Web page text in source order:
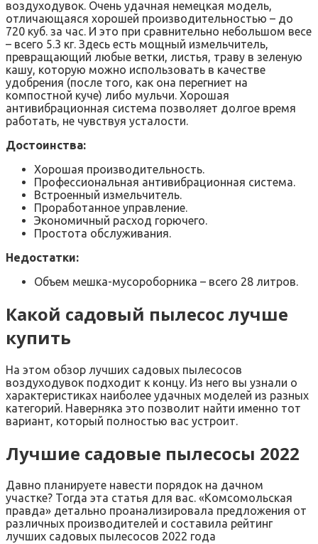
воздуходувок. Очень удачная немецкая модель,
отличающаяся хорошей производительностью – до
720 куб. за час. И это при сравнительно небольшом весе
– всего 5.3 кг. Здесь есть мощный измельчитель,
превращающий любые ветки, листья, траву в зеленую
кашу, которую можно использовать в качестве
удобрения (после того, как она перегниет на
компостной куче) либо мульчи. Хорошая
антивибрационная система позволяет долгое время
работать, не чувствуя усталости.
Достоинства:
Хорошая производительность.
Профессиональная антивибрационная система.
Встроенный измельчитель.
Проработанное управление.
Экономичный расход горючего.
Простота обслуживания.
Недостатки:
Объем мешка-мусороборника – всего 28 литров.
Какой садовый пылесос лучше
купить
На этом обзор лучших садовых пылесосов
воздуходувок подходит к концу. Из него вы узнали о
характеристиках наиболее удачных моделей из разных
категорий. Наверняка это позволит найти именно тот
вариант, который полностью вас устроит.
Лучшие садовые пылесосы 2022
Давно планируете навести порядок на дачном
участке? Тогда эта статья для вас. «Комсомольская
правда» детально проанализировала предложения от
различных производителей и составила рейтинг
лучших садовых пылесосов 2022 года